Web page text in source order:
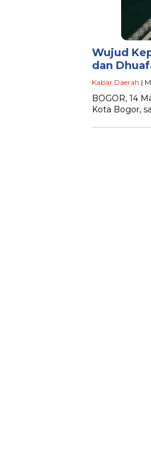
Wujud
dan
Kabar Daerah |
BOGOR, 14
Kota Bogor,